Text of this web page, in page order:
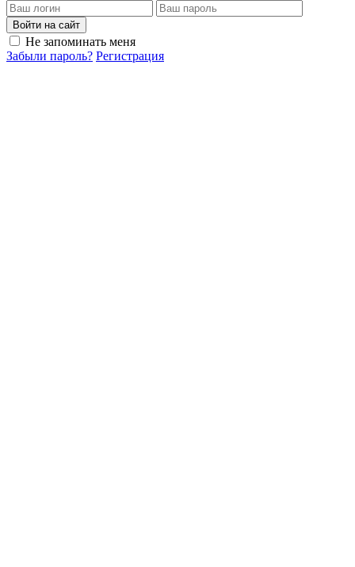
Войти на сайт
Не запоминать меня
Забыли пароль? Регистрация